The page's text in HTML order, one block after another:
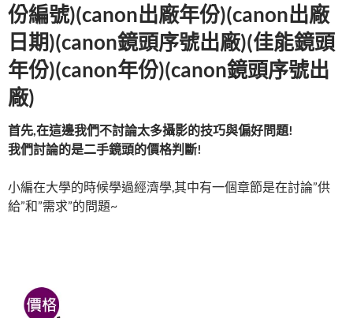
份編號)(canon出廠年份)(canon出廠
日期)(canon鏡頭序號出廠)(佳能鏡頭
年份)(canon年份)(canon鏡頭序號出
廠)
首先,在這邊我們不討論太多攝影的技巧與偏好問題!
我們討論的是二手鏡頭的價格判斷!
小編在大學的時候學過經濟學,其中有一個章節是在討論”供
給”和”需求”的問題~